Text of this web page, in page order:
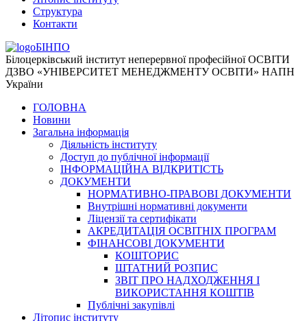
Структура
Контакти
БІНПО
Білоцерківський інститут неперервної професійної ОСВІТИ
ДЗВО «УНІВЕРСИТЕТ МЕНЕДЖМЕНТУ ОСВІТИ» НАПН
України
ГОЛОВНА
Новини
Загальна інформація
Діяльність інституту
Доступ до публічної інформації
ІНФОРМАЦІЙНА ВІДКРИТІСТЬ
ДОКУМЕНТИ
НОРМАТИВНО-ПРАВОВІ ДОКУМЕНТИ
Внутрішні нормативні документи
Ліцензії та сертифікати
АКРЕДИТАЦІЯ ОСВІТНІХ ПРОГРАМ
ФІНАНСОВІ ДОКУМЕНТИ
КОШТОРИС
ШТАТНИЙ РОЗПИС
ЗВІТ ПРО НАДХОДЖЕННЯ І
ВИКОРИСТАННЯ КОШТІВ
Публічні закупівлі
Літопис інституту